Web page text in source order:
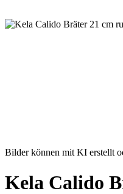
Bilder können mit KI erstellt
Kela Calido